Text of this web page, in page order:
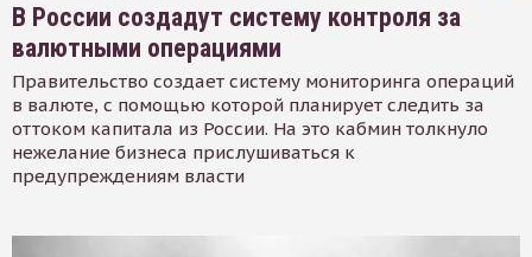
В России создадут систему контроля за
валютными операциями
Правительство создает систему мониторинга операций
в валюте, с помощью которой планирует следить за
оттоком капитала из России. На это кабмин толкнуло
нежелание бизнеса прислушиваться к
предупреждениям власти